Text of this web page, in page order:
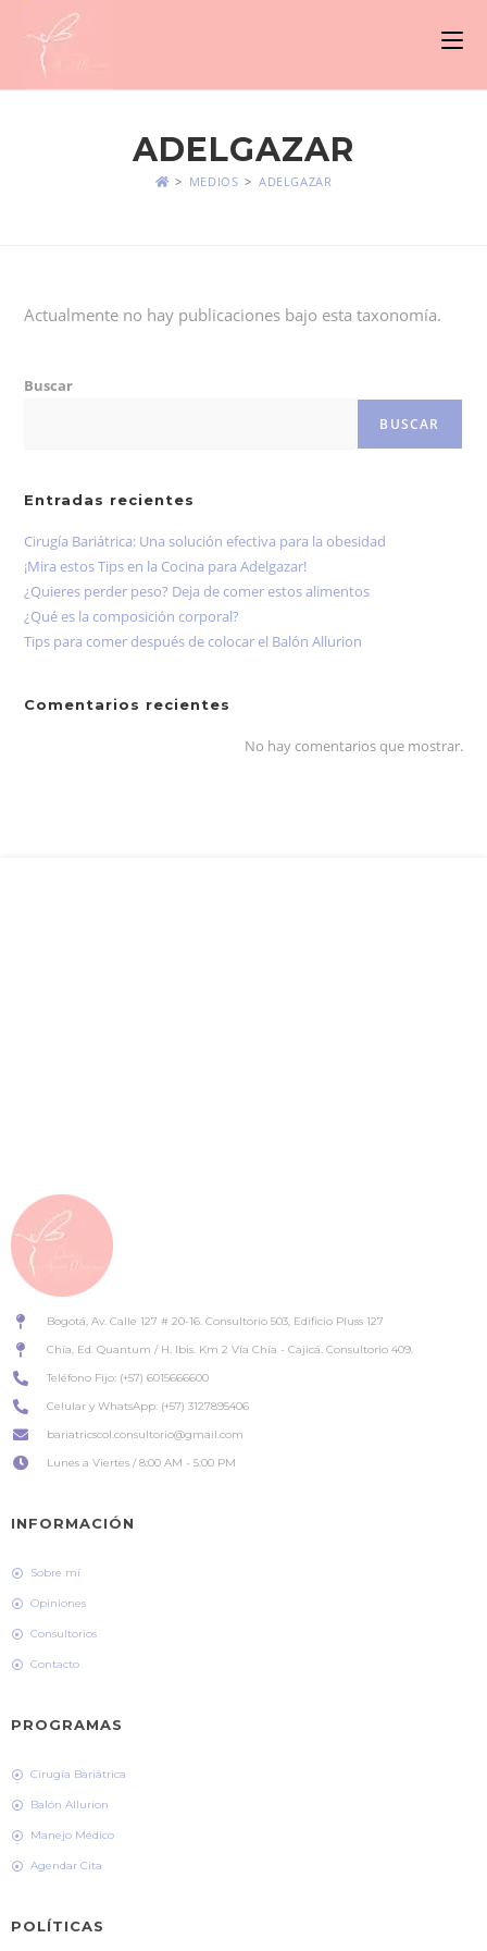
ADELGAZAR
> MEDIOS > ADELGAZAR
Actualmente no hay publicaciones bajo esta taxonomía.
Buscar
BUSCAR
Entradas recientes
Cirugía Bariátrica: Una solución efectiva para la obesidad
¡Mira estos Tips en la Cocina para Adelgazar!
¿Quieres perder peso? Deja de comer estos alimentos
¿Qué es la composición corporal?
Tips para comer después de colocar el Balón Allurion
Comentarios recientes
No hay comentarios que mostrar.
Bogotá, Av. Calle 127 # 20-16. Consultorio 503, Edificio Pluss 127
Chía, Ed. Quantum / H. Ibis. Km 2 Vía Chía - Cajicá. Consultorio 409.
Teléfono Fijo: (+57) 6015666600
Celular y WhatsApp: (+57) 3127895406
bariatricscol.consultorio@gmail.com
Lunes a Viertes / 8:00 AM - 5:00 PM
INFORMACIÓN
Sobre mí
Opiniones
Consultorios
Contacto
PROGRAMAS
Cirugía Bariátrica
Balón Allurion
Manejo Médico
Agendar Cita
POLÍTICAS